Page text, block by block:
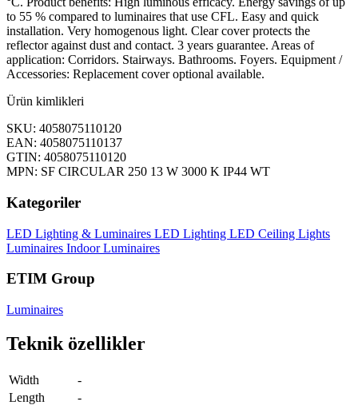
to 55 % compared to luminaires that use CFL. Easy and quick
installation. Very homogenous light. Clear cover protects the
reflector against dust and contact. 3 years guarantee. Areas of
application: Corridors. Stairways. Bathrooms. Foyers. Equipment /
Accessories: Replacement cover optional available.
Ürün kimlikleri
SKU: 4058075110120
EAN: 4058075110137
GTIN: 4058075110120
MPN: SF CIRCULAR 250 13 W 3000 K IP44 WT
Kategoriler
LED Lighting & Luminaires LED Lighting LED Ceiling Lights
Luminaires Indoor Luminaires
ETIM Group
Luminaires
Teknik özellikler
Width
-
Length
-